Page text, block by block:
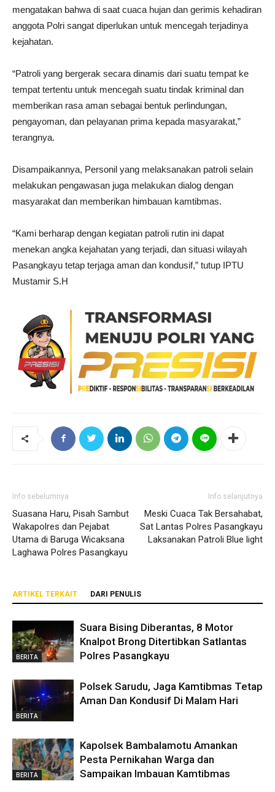
mengatakan bahwa di saat cuaca hujan dan gerimis kehadiran
anggota Polri sangat diperlukan untuk mencegah terjadinya
kejahatan.
“Patroli yang bergerak secara dinamis dari suatu tempat ke
tempat tertentu untuk mencegah suatu tindak kriminal dan
memberikan rasa aman sebagai bentuk perlindungan,
pengayoman, dan pelayanan prima kepada masyarakat,”
terangnya.
Disampaikannya, Personil yang melaksanakan patroli selain
melakukan pengawasan juga melakukan dialog dengan
masyarakat dan memberikan himbauan kamtibmas.
“Kami berharap dengan kegiatan patroli rutin ini dapat
menekan angka kejahatan yang terjadi, dan situasi wilayah
Pasangkayu tetap terjaga aman dan kondusif,” tutup IPTU
Mustamir S.H
Info sebelumnya
Suasana Haru, Pisah Sambut
Wakapolres dan Pejabat
Utama di Baruga Wicaksana
Laghawa Polres Pasangkayu
Info selanjutnya
Meski Cuaca Tak Bersahabat,
Sat Lantas Polres Pasangkayu
Laksanakan Patroli Blue light
ARTIKEL TERKAIT DARI PENULIS
BERITA
Suara Bising Diberantas, 8 Motor
Knalpot Brong Ditertibkan Satlantas
Polres Pasangkayu
BERITA
Polsek Sarudu, Jaga Kamtibmas Tetap
Aman Dan Kondusif Di Malam Hari
BERITA
Kapolsek Bambalamotu Amankan
Pesta Pernikahan Warga dan
Sampaikan Imbauan Kamtibmas